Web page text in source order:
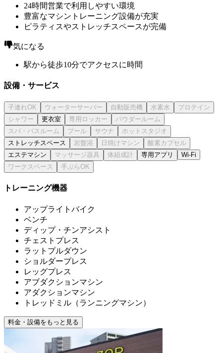
24時間営業で利用しやすい環境
豊富なマシントレーニング設備が充実
ピラティスやストレッチスペースが完備
気になる
駅から徒歩10分でアクセスに時間
設備・サービス
更衣室
ストレッチスペース
エステマシン
専用アプリ Wi-Fi
トレーニング機器
アップライトバイク
ベンチ
ディップ・チンアシスト
チェストプレス
ラットプルダウン
ショルダープレス
レッグプレス
アブダクションマシン
アダクションマシン
トレッドミル（ランニングマシン）
料金・設備をもっと見る